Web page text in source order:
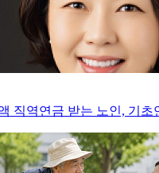
직역연금 받는 노인, 기초